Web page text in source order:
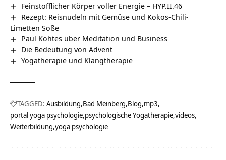
Feinstofflicher Körper voller Energie – HYP.II.46
Rezept: Reisnudeln mit Gemüse und Kokos-Chili-
Limetten Soße
Paul Kohtes über Meditation und Business
Die Bedeutung von Advent
Yogatherapie und Klangtherapie
TAGGED: Ausbildung Bad Meinberg Blog mp3
portal yoga psychologie psychologische Yogatherapie videos
Weiterbildung yoga psychologie